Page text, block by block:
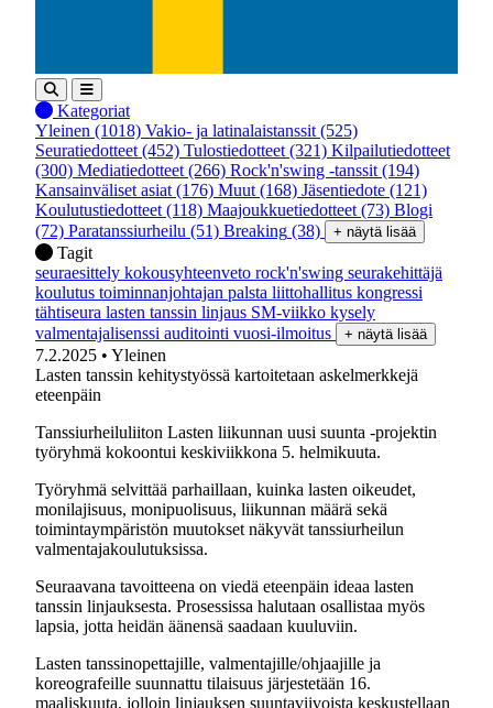
Kategoriat
Yleinen (1018) Vakio- ja latinalaistanssit (525)
Seuratiedotteet (452) Tulostiedotteet (321) Kilpailutiedotteet
(300) Mediatiedotteet (266) Rock'n'swing -tanssit (194)
Kansainväliset asiat (176) Muut (168) Jäsentiedote (121)
Koulutustiedotteet (118) Maajoukkuetiedotteet (73) Blogi
(72) Paratanssiurheilu (51) Breaking (38) + näytä lisää
Tagit
seuraesittely kokousyhteenveto rock'n'swing seurakehittäjä
koulutus toiminnanjohtajan palsta liittohallitus kongressi
tähtiseura lasten tanssin linjaus SM-viikko kysely
valmentajalisenssi auditointi vuosi-ilmoitus + näytä lisää
7.2.2025 • Yleinen
Lasten tanssin kehitystyössä kartoitetaan askelmerkkejä
eteenpäin
Tanssiurheiluliiton Lasten liikunnan uusi suunta -projektin
työryhmä kokoontui keskiviikkona 5. helmikuuta.
Työryhmä selvittää parhaillaan, kuinka lasten oikeudet,
monilajisuus, monipuolisuus, liikunnan määrä sekä
toimintaympäristön muutokset näkyvät tanssiurheilun
valmentajakoulutuksissa.
Seuraavana tavoitteena on viedä eteenpäin ideaa lasten
tanssin linjauksesta. Prosessissa halutaan osallistaa myös
lapsia, jotta heidän äänensä saadaan kuuluviin.
Lasten tanssinopettajille, valmentajille/ohjaajille ja
koreografeille suunnattu tilaisuus järjestetään 16.
maaliskuuta, jolloin linjauksen suuntaviivoista keskustellaan